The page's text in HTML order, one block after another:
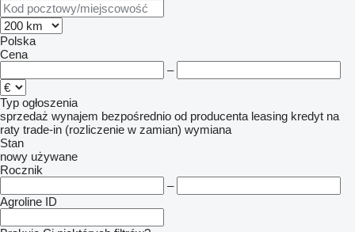
Polska
Cena
–
Typ ogłoszenia
sprzedaż wynajem bezpośrednio od producenta leasing kredyt na
raty trade-in (rozliczenie w zamian) wymiana
Stan
nowy używane
Rocznik
–
Agroline ID